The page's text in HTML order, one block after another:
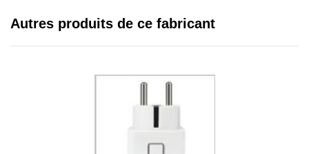
Autres produits de ce fabricant